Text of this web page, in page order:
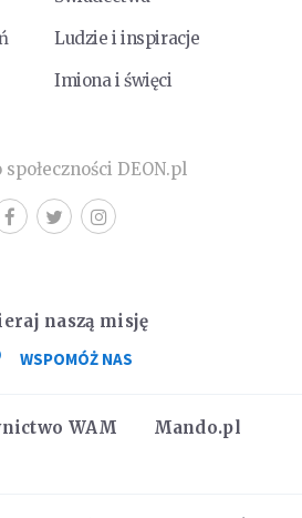
Ludzie i inspiracje
Imiona i święci
społeczności DEON.pl
WAM
Mando.pl
naszą misję
WSPOMÓŻ NAS